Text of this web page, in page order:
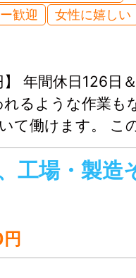
歓迎
女性に嬉しい
】 年間休日126日
るような作業も
て働けます。 こ
ませんか？
工場・製造